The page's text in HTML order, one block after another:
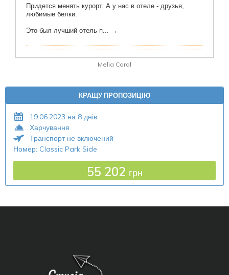
Melia Coral
КРАЩУ ПРОПОЗИЦІЮ
19.06.2023 на 8 днів
Харчування
Транспорт не включений
Номер: Classic Park Side
55 202 грн